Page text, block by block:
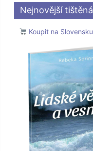
Nejnovější
Koupit na Slovensku